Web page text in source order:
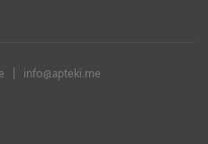
| info@apteki.me